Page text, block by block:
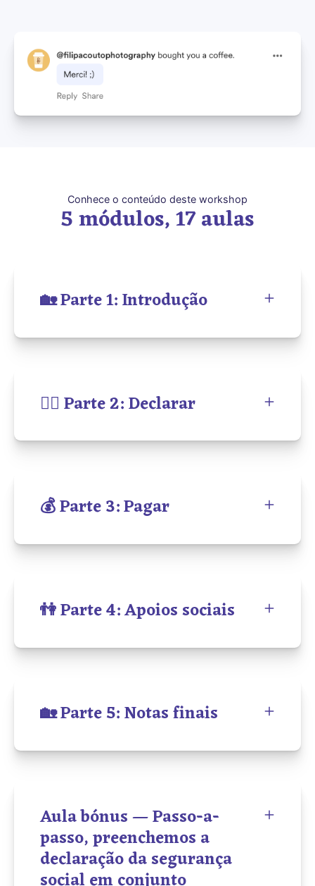
Conhece o conteúdo deste workshop
5 módulos, 17 aulas
🏡 Parte 1: Introdução
🙋‍♀️ Parte 2: Declarar
💰 Parte 3: Pagar
👫 Parte 4: Apoios sociais
🏡 Parte 5: Notas finais
Aula bónus — Passo-a-
passo, preenchemos a
declaração da segurança